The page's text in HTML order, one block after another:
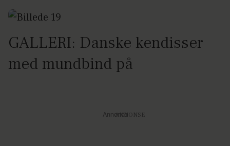
GALLERI: Danske kendisser
med mundbind på
Annonce